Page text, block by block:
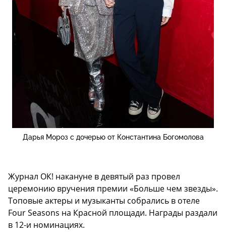
Дарья Мороз с дочерью от Константина Богомолова
Журнал ОК! накануне в девятый раз провел
церемонию вручения премии «Больше чем звезды».
Топовые актеры и музыканты собрались в отеле
Four Seasons на Красной площади. Награды раздали
в 12-и номинациях.